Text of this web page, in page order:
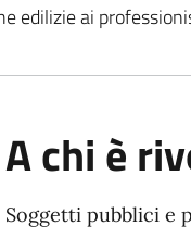
edilizie ai
A chi è
Soggetti pubblici e